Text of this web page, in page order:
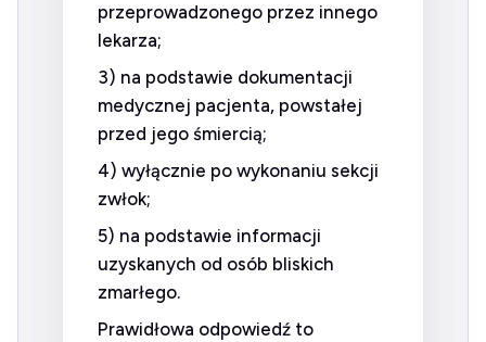
przeprowadzonego przez innego
lekarza;
3) na podstawie dokumentacji
medycznej pacjenta, powstałej
przed jego śmiercią;
4) wyłącznie po wykonaniu sekcji
zwłok;
5) na podstawie informacji
uzyskanych od osób bliskich
zmarłego.
Prawidłowa odpowiedź to